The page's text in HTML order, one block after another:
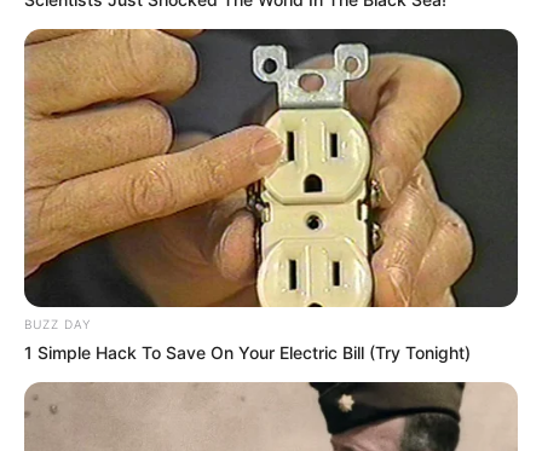
BUZZ DAY
1 Simple Hack To Save On Your Electric Bill (Try Tonight)